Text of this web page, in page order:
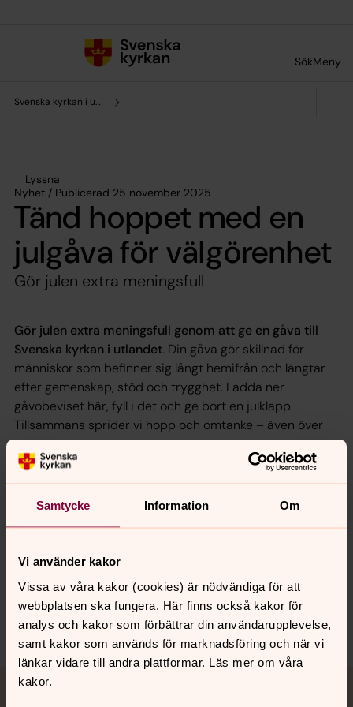
Samtycke Information Om
Vi använder kakor
Vissa av våra kakor (cookies) är nödvändiga för att
webbplatsen ska fungera. Här finns också kakor för
analys och kakor som förbättrar din användarupplevelse,
samt kakor som används för marknadsföring och när vi
länkar vidare till andra plattformar. Läs mer om våra
kakor.
SökMeny
Svenska kyrkan i utlandet
Lyssna
Nyhet / Publicerad 25 november 2025
Tänd hoppet med en
julgåva för välgörenhet
Gör julen extra meningsfull
Gör julen extra meningsfull genom att ge en gåva till
Svenska kyrkan i utlandet. Din gåva gör skillnad för
människor som befinner sig långt hemifrån och längtar
efter gemenskap, stöd och trygghet. Ladda ner
gåvobeviset här, fyll i det och ge bort en julklapp.
Tillsammans sprider vi hopp och omtanke – även över
gränserna.
Ladda ner gåvobeviset här.
innehåll?
SvenskaKyrkaniutlandet@svenskakyrkan.se
Dela
Tillbaka till toppen
Tillbaka till innehållet